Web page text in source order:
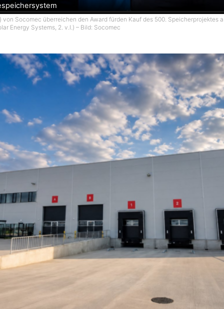
von Socomec überreichen den Award fürden Kauf des 500. Speicherprojektes
Energy Systems, 2. v.l.) – Bild: Socomec